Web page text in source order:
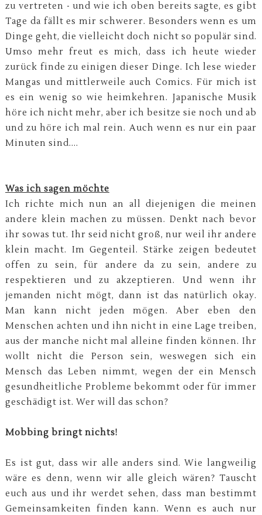
zu vertreten - und wie ich oben bereits sagte, es gibt
Tage da fällt es mir schwerer. Besonders wenn es um
Dinge geht, die vielleicht doch nicht so populär sind.
Umso mehr freut es mich, dass ich heute wieder
zurück finde zu einigen dieser Dinge. Ich lese wieder
Mangas und mittlerweile auch Comics. Für mich ist
es ein wenig so wie heimkehren. Japanische Musik
höre ich nicht mehr, aber ich besitze sie noch und ab
und zu höre ich mal rein. Auch wenn es nur ein paar
Minuten sind....
Was ich sagen möchte
Ich richte mich nun an all diejenigen die meinen
andere klein machen zu müssen. Denkt nach bevor
ihr sowas tut. Ihr seid nicht groß, nur weil ihr andere
klein macht. Im Gegenteil. Stärke zeigen bedeutet
offen zu sein, für andere da zu sein, andere zu
respektieren und zu akzeptieren. Und wenn ihr
jemanden nicht mögt, dann ist das natürlich okay.
Man kann nicht jeden mögen. Aber eben den
Menschen achten und ihn nicht in eine Lage treiben,
aus der manche nicht mal alleine finden können. Ihr
wollt nicht die Person sein, weswegen sich ein
Mensch das Leben nimmt, wegen der ein Mensch
gesundheitliche Probleme bekommt oder für immer
geschädigt ist. Wer will das schon?
Mobbing bringt nichts!
Es ist gut, dass wir alle anders sind. Wie langweilig
wäre es denn, wenn wir alle gleich wären? Tauscht
euch aus und ihr werdet sehen, dass man bestimmt
Gemeinsamkeiten finden kann. Wenn es auch nur